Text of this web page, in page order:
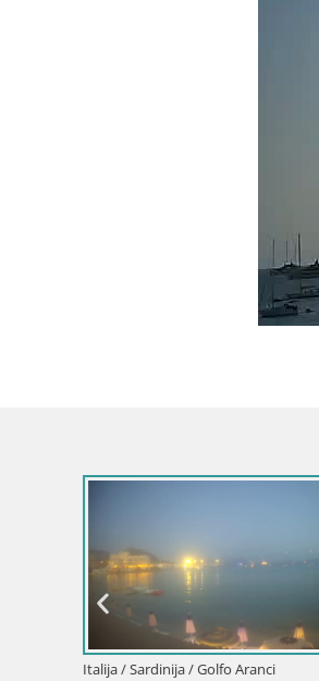
Italija / Sardinija / Domus de Maria
Spletna kamera Chia – Pogled v
plažo Su Giudeu